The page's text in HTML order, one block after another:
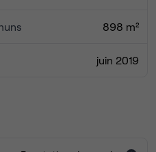
en voiture
898 m²
juin 2019